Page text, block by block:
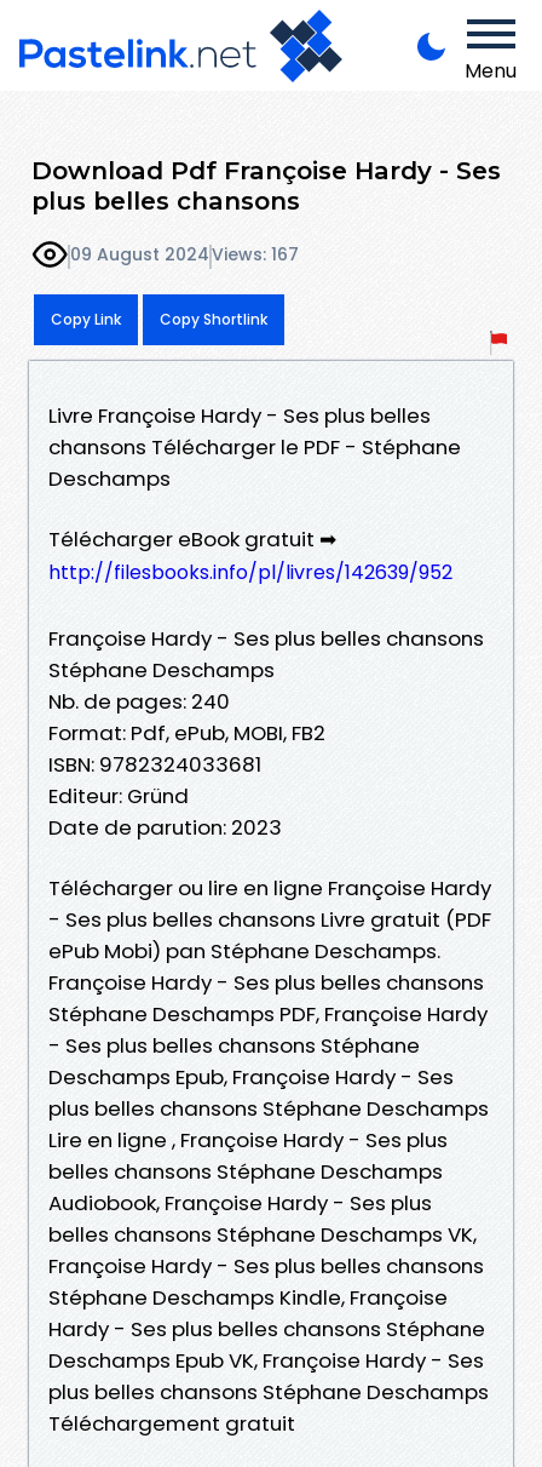
Menu
Download Pdf Françoise Hardy - Ses
plus belles chansons
09 August 2024Views: 167
Copy Link Copy Shortlink
Livre Françoise Hardy - Ses plus belles
chansons Télécharger le PDF - Stéphane
Deschamps
Télécharger eBook gratuit ➡
http://filesbooks.info/pl/livres/142639/952
Françoise Hardy - Ses plus belles chansons
Stéphane Deschamps
Nb. de pages: 240
Format: Pdf, ePub, MOBI, FB2
ISBN: 9782324033681
Editeur: Gründ
Date de parution: 2023
Télécharger ou lire en ligne Françoise Hardy
- Ses plus belles chansons Livre gratuit (PDF
ePub Mobi) pan Stéphane Deschamps.
Françoise Hardy - Ses plus belles chansons
Stéphane Deschamps PDF, Françoise Hardy
- Ses plus belles chansons Stéphane
Deschamps Epub, Françoise Hardy - Ses
plus belles chansons Stéphane Deschamps
Lire en ligne , Françoise Hardy - Ses plus
belles chansons Stéphane Deschamps
Audiobook, Françoise Hardy - Ses plus
belles chansons Stéphane Deschamps VK,
Françoise Hardy - Ses plus belles chansons
Stéphane Deschamps Kindle, Françoise
Hardy - Ses plus belles chansons Stéphane
Deschamps Epub VK, Françoise Hardy - Ses
plus belles chansons Stéphane Deschamps
Téléchargement gratuit